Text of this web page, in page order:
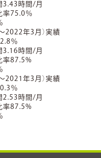
時間/月
75.0％
年3月）実績
％
時間/月
87.5%
年3月）実績
％
時間/月
87.5%